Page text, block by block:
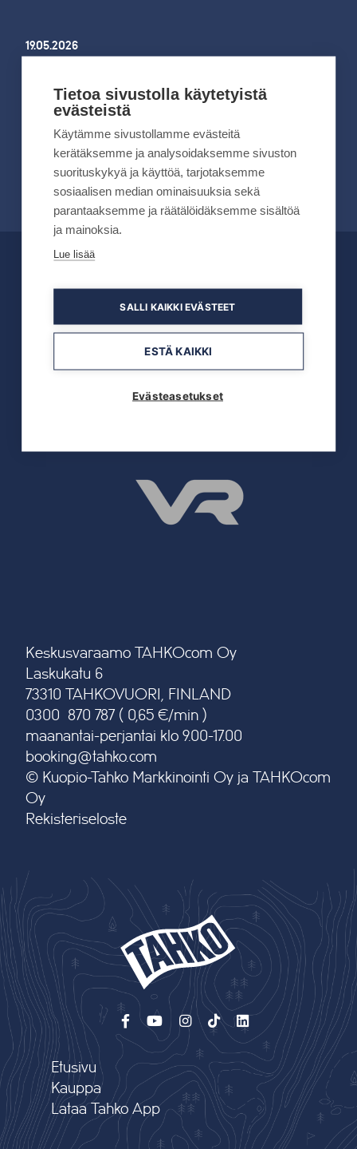
19.05.2026
kesällä 2026
Lue lisää
Keskusvaraamo TAHKOcom Oy
Laskukatu 6
73310 TAHKOVUORI, FINLAND
0300 870 787 ( 0,65 €/min )
maanantai-perjantai klo 9.00-17.00
booking@tahko.com
© Kuopio-Tahko Markkinointi Oy ja TAHKOcom
Oy
Rekisteriseloste
Etusivu
Kauppa
Lataa Tahko App
Tietoa sivustolla käytetyistä
evästeistä
Käytämme sivustollamme evästeitä
kerätäksemme ja analysoidaksemme sivuston
suorituskykyä ja käyttöä, tarjotaksemme
sosiaalisen median ominaisuuksia sekä
parantaaksemme ja räätälöidäksemme sisältöä
ja mainoksia.
Lue lisää
SALLI KAIKKI EVÄSTEET
ESTÄ KAIKKI
Evästeasetukset